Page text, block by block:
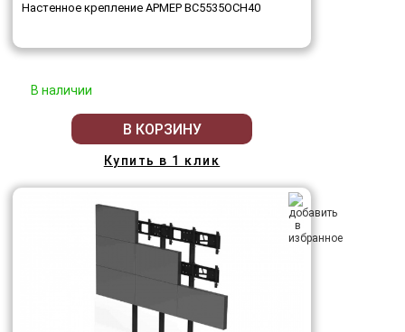
Настенное крепление АРМЕР ВС5535ОСН40
В наличии
В КОРЗИНУ
Купить в 1 клик